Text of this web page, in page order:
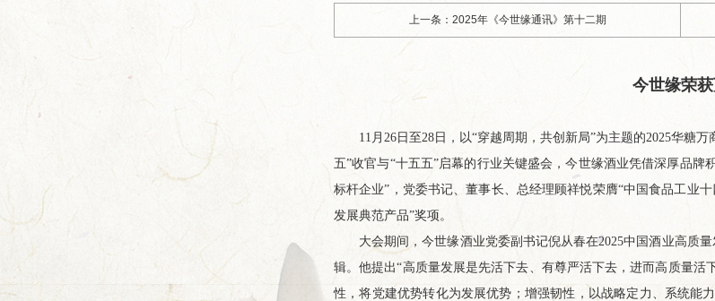
上一条：2025年《今世缘通讯》第十二期
今世缘荣
11月26日至28日，以“穿越周期，共创新局”为主题的2025华糖
五”收官与“十五五”启幕的行业关键盛会，今世缘酒业凭借深厚品
标杆企业”，党委书记、董事长、总经理顾祥悦荣膺“中国食品工业
发展典范产品”奖项。
大会期间，今世缘酒业党委副书记倪从春在2025中国酒业高质
辑。他提出“高质量发展是先活下去、有尊严活下去，进而高质量
性，将党建优势转化为发展优势；增强韧性，以战略定力、系统能